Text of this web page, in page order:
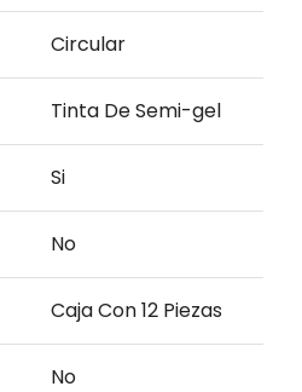
Circular
Tinta De Semi-gel
Si
No
Caja Con 12 Piezas
No